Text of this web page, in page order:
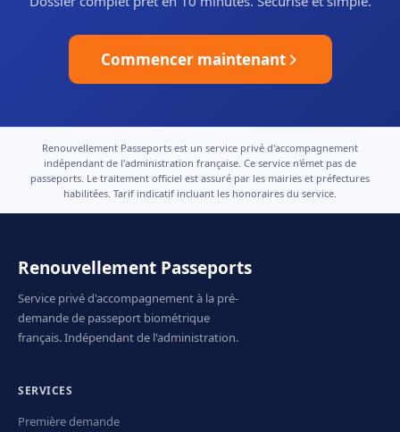
Commencer maintenant
Renouvellement Passeports est un service privé d'accompagnement
indépendant de l'administration française. Ce service n'émet pas de
passeports. Le traitement officiel est assuré par les mairies et préfectures
habilitées. Tarif indicatif incluant les honoraires du service.
Renouvellement Passeports
Service privé d'accompagnement à la pré-
demande de passeport biométrique
français. Indépendant de l'administration.
SERVICES
Première demande